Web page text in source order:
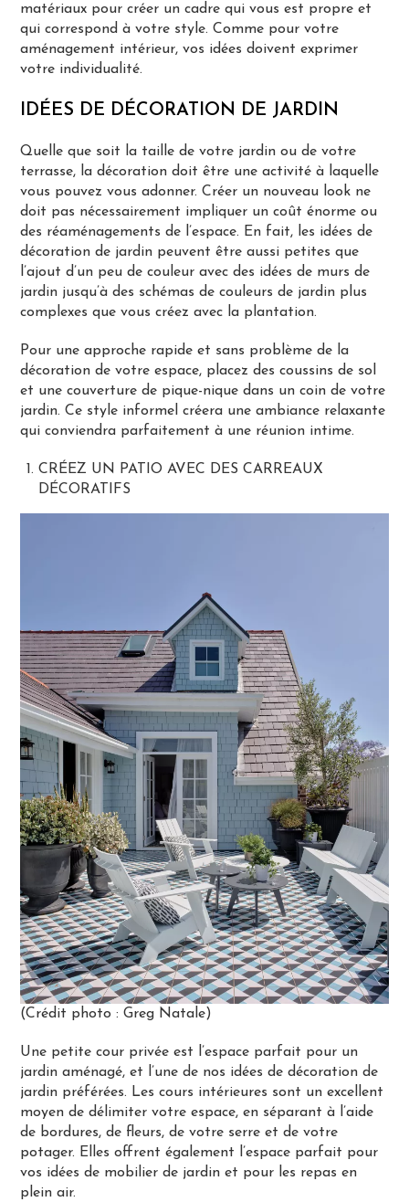
matériaux pour créer un cadre qui vous est propre et
qui correspond à votre style. Comme pour votre
aménagement intérieur, vos idées doivent exprimer
votre individualité.
IDÉES DE DÉCORATION DE JARDIN
Quelle que soit la taille de votre jardin ou de votre
terrasse, la décoration doit être une activité à laquelle
vous pouvez vous adonner. Créer un nouveau look ne
doit pas nécessairement impliquer un coût énorme ou
des réaménagements de l’espace. En fait, les idées de
décoration de jardin peuvent être aussi petites que
l’ajout d’un peu de couleur avec des idées de murs de
jardin jusqu’à des schémas de couleurs de jardin plus
complexes que vous créez avec la plantation.
Pour une approche rapide et sans problème de la
décoration de votre espace, placez des coussins de sol
et une couverture de pique-nique dans un coin de votre
jardin. Ce style informel créera une ambiance relaxante
qui conviendra parfaitement à une réunion intime.
CRÉEZ UN PATIO AVEC DES CARREAUX
DÉCORATIFS
(Crédit photo : Greg Natale)
Une petite cour privée est l’espace parfait pour un
jardin aménagé, et l’une de nos idées de décoration de
jardin préférées. Les cours intérieures sont un excellent
moyen de délimiter votre espace, en séparant à l’aide
de bordures, de fleurs, de votre serre et de votre
potager. Elles offrent également l’espace parfait pour
vos idées de mobilier de jardin et pour les repas en
plein air.